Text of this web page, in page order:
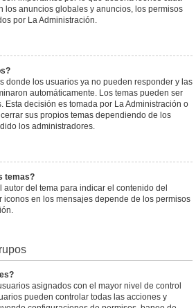
los anuncios globales y anuncios, los permisos
por La Administración.
donde los usuarios ya no pueden responder y las
automáticamente. Los temas pueden ser
Esta decisión es tomada por La Administración o
sus propios temas dependiendo de los
los administradores.
temas?
del tema para indicar el contenido del
iconos en los mensajes depende de los permisos
asignados con el mayor nivel de control
pueden controlar todas las acciones y